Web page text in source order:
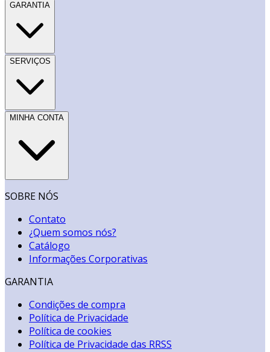
GARANTIA
SERVIÇOS
MINHA CONTA
SOBRE NÓS
Contato
¿Quem somos nós?
Catálogo
Informações Corporativas
GARANTIA
Condições de compra
Política de Privacidade
Política de cookies
Política de Privacidade das RRSS